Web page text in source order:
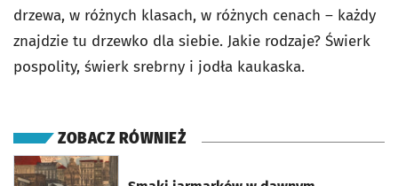
drzewa, w różnych klasach, w różnych cenach – każdy
znajdzie tu drzewko dla siebie. Jakie rodzaje? Świerk
pospolity, świerk srebrny i jodła kaukaska.
ZOBACZ RÓWNIEŻ
otworzy się w nowej karcie